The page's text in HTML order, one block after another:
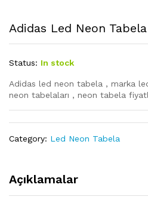
Adidas Led Neon Tabela
Status: In stock
Adidas led neon tabela , marka
neon tabelaları , neon tabela
Category: Led Neon Tabela
Açıklamalar